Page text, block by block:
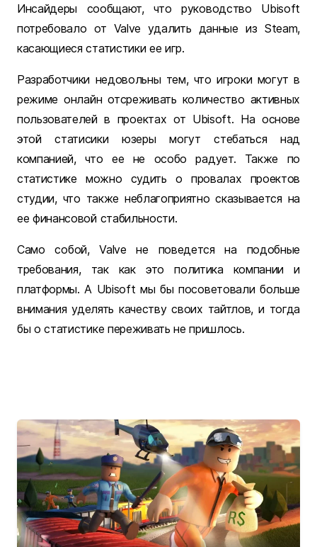
Инсайдеры сообщают, что руководство Ubisoft
потребовало от Valve удалить данные из Steam,
касающиеся статистики ее игр.
Разработчики недовольны тем, что игроки могут в
режиме онлайн отсреживать количество активных
пользователей в проектах от Ubisoft. На основе
этой статисики юзеры могут стебаться над
компанией, что ее не особо радует. Также по
статистике можно судить о провалах проектов
студии, что также неблагоприятно сказывается на
ее финансовой стабильности.
Само собой, Valve не поведется на подобные
требования, так как это политика компании и
платформы. А Ubisoft мы бы посоветовали больше
внимания уделять качеству своих тайтлов, и тогда
бы о статистике переживать не пришлось.